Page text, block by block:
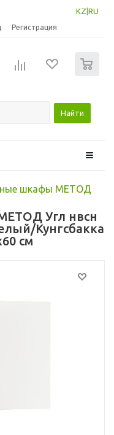
KZ RU
Регистрация
Найти
шкафы МЕТОД
МЕТОД Угл нвсн
Кунгсбакка
см